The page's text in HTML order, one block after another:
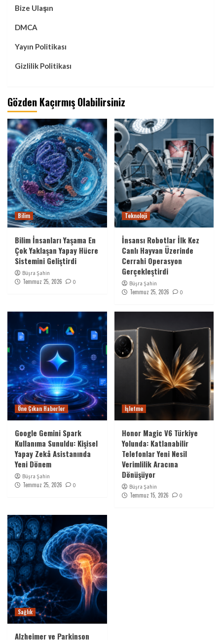
Bize Ulaşın
DMCA
Yayın Politikası
Gizlilik Politikası
Gözden Kaçırmış Olabilirsiniz
Bilim
Bilim İnsanları Yaşama En
Çok Yaklaşan Yapay Hücre
Sistemini Geliştirdi
Büşra Şahin
Temmuz 25, 2026 0
Teknoloji
İnsansı Robotlar İlk Kez
Canlı Hayvan Üzerinde
Cerrahi Operasyon
Gerçekleştirdi
Büşra Şahin
Temmuz 25, 2026 0
Öne Çıkan Haberler
Google Gemini Spark
Kullanıma Sunuldu: Kişisel
Yapay Zekâ Asistanında
Yeni Dönem
Büşra Şahin
Temmuz 25, 2026 0
İşletme
Honor Magic V6 Türkiye
Yolunda: Katlanabilir
Telefonlar Yeni Nesil
Verimlilik Aracına
Dönüşüyor
Büşra Şahin
Temmuz 15, 2026 0
Sağlık
Alzheimer ve Parkinson